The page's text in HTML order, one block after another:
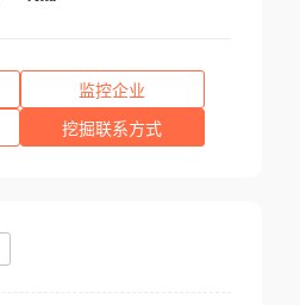
监控企业
挖掘联系方式